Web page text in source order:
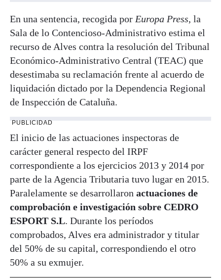
En una sentencia, recogida por Europa Press, la
Sala de lo Contencioso-Administrativo estima el
recurso de Alves contra la resolución del Tribunal
Económico-Administrativo Central (TEAC) que
desestimaba su reclamación frente al acuerdo de
liquidación dictado por la Dependencia Regional
de Inspección de Cataluña.
PUBLICIDAD
El inicio de las actuaciones inspectoras de
carácter general respecto del IRPF
correspondiente a los ejercicios 2013 y 2014 por
parte de la Agencia Tributaria tuvo lugar en 2015.
Paralelamente se desarrollaron actuaciones de
comprobación e investigación sobre CEDRO
ESPORT S.L. Durante los períodos
comprobados, Alves era administrador y titular
del 50% de su capital, correspondiendo el otro
50% a su exmujer.